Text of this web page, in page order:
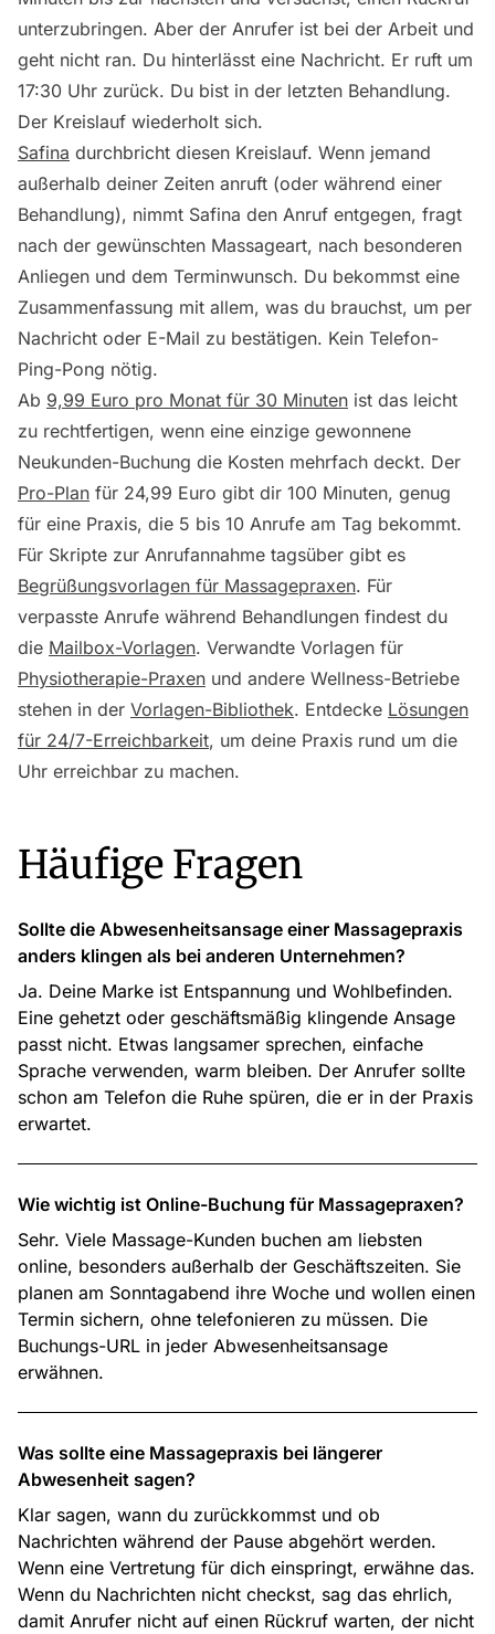
unterzubringen. Aber der Anrufer ist bei der Arbeit und
geht nicht ran. Du hinterlässt eine Nachricht. Er ruft um
17:30 Uhr zurück. Du bist in der letzten Behandlung.
Der Kreislauf wiederholt sich.
Safina durchbricht diesen Kreislauf. Wenn jemand
außerhalb deiner Zeiten anruft (oder während einer
Behandlung), nimmt Safina den Anruf entgegen, fragt
nach der gewünschten Massageart, nach besonderen
Anliegen und dem Terminwunsch. Du bekommst eine
Zusammenfassung mit allem, was du brauchst, um per
Nachricht oder E-Mail zu bestätigen. Kein Telefon-
Ping-Pong nötig.
Ab 9,99 Euro pro Monat für 30 Minuten ist das leicht
zu rechtfertigen, wenn eine einzige gewonnene
Neukunden-Buchung die Kosten mehrfach deckt. Der
Pro-Plan für 24,99 Euro gibt dir 100 Minuten, genug
für eine Praxis, die 5 bis 10 Anrufe am Tag bekommt.
Für Skripte zur Anrufannahme tagsüber gibt es
Begrüßungsvorlagen für Massagepraxen. Für
verpasste Anrufe während Behandlungen findest du
die Mailbox-Vorlagen. Verwandte Vorlagen für
Physiotherapie-Praxen und andere Wellness-Betriebe
stehen in der Vorlagen-Bibliothek. Entdecke Lösungen
für 24/7-Erreichbarkeit, um deine Praxis rund um die
Uhr erreichbar zu machen.
Häufige Fragen
Sollte die Abwesenheitsansage einer Massagepraxis
anders klingen als bei anderen Unternehmen?
Ja. Deine Marke ist Entspannung und Wohlbefinden.
Eine gehetzt oder geschäftsmäßig klingende Ansage
passt nicht. Etwas langsamer sprechen, einfache
Sprache verwenden, warm bleiben. Der Anrufer sollte
schon am Telefon die Ruhe spüren, die er in der Praxis
erwartet.
Wie wichtig ist Online-Buchung für Massagepraxen?
Sehr. Viele Massage-Kunden buchen am liebsten
online, besonders außerhalb der Geschäftszeiten. Sie
planen am Sonntagabend ihre Woche und wollen einen
Termin sichern, ohne telefonieren zu müssen. Die
Buchungs-URL in jeder Abwesenheitsansage
erwähnen.
Was sollte eine Massagepraxis bei längerer
Abwesenheit sagen?
Klar sagen, wann du zurückkommst und ob
Nachrichten während der Pause abgehört werden.
Wenn eine Vertretung für dich einspringt, erwähne das.
Wenn du Nachrichten nicht checkst, sag das ehrlich,
damit Anrufer nicht auf einen Rückruf warten, der nicht